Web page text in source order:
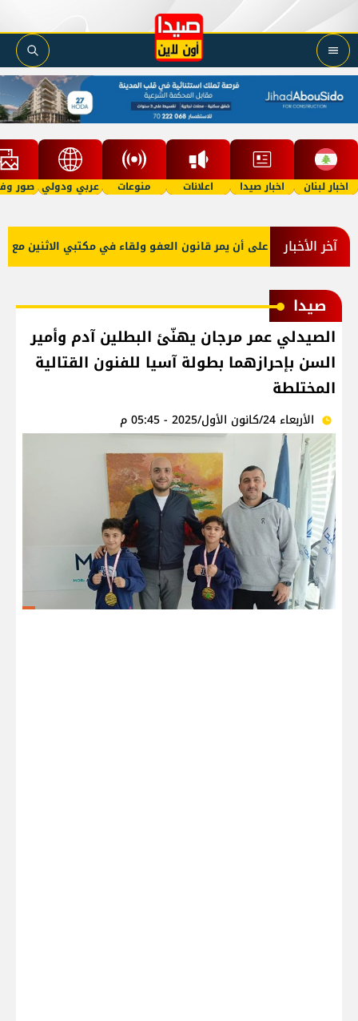
اخبار لبنان اخبار صيدا اعلانات منوعات عربي ودولي صور
آخر الأخبار
صعب: إصرار على أن يمر قانون العفو ولقاء في مكتبي الاثنين مع
صيدا
الصيدلي عمر مرجان يهنّئ البطلين آدم وأمير
السن بإحرازهما بطولة آسيا للفنون القتالية
المختلطة
الأربعاء 24/كانون الأول/2025 - 05:45 م